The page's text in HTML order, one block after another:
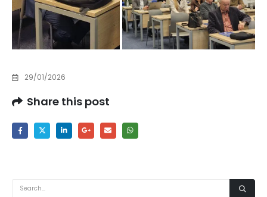
29/01/2026
Share this post